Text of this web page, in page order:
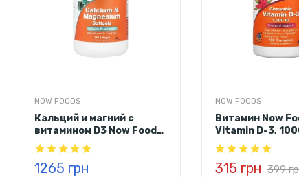
Ингредиенты:витамин D3 (холекальциферол), глюкозный
глютена, без искусственных ароматизаторов и красителей.
NOW FOODS
Кальций и магний с
витамином D3 Now Foods
Calcium & Magnesium,
240 софтгелей
1265 грн
NOW FOODS
Витамин Now
Vitamin D-3,
(фрукты) 180
жевательных
315 грн 399